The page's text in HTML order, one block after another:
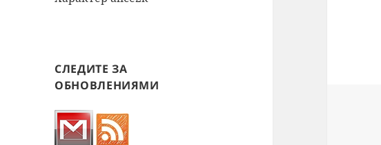
СЛЕДИТЕ ЗА
ОБНОВЛЕНИЯМИ